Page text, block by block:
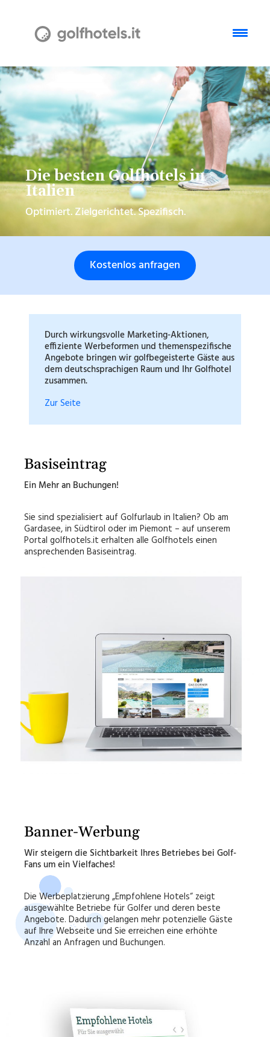
Die besten Golfhotels in
Italien
Optimiert. Zielgerichtet. Spezifisch.
Kostenlos anfragen
Durch wirkungsvolle Marketing-Aktionen,
effiziente Werbeformen und themenspezifische
Angebote bringen wir golfbegeisterte Gäste aus
dem deutschsprachigen Raum und Ihr Golfhotel
zusammen.
Zur Seite
Basiseintrag
Ein Mehr an Buchungen!
Sie sind spezialisiert auf Golfurlaub in Italien? Ob am
Gardasee, in Südtirol oder im Piemont – auf unserem
Portal golfhotels.it erhalten alle Golfhotels einen
ansprechenden Basiseintrag.
Banner-Werbung
Wir steigern die Sichtbarkeit Ihres Betriebes bei Golf-
Fans um ein Vielfaches!
Die Werbeplatzierung „Empfohlene Hotels“ zeigt
ausgewählte Betriebe für Golfer und deren beste
Angebote. Dadurch gelangen mehr potenzielle Gäste
auf Ihre Webseite und Sie erreichen eine erhöhte
Anzahl an Anfragen und Buchungen.